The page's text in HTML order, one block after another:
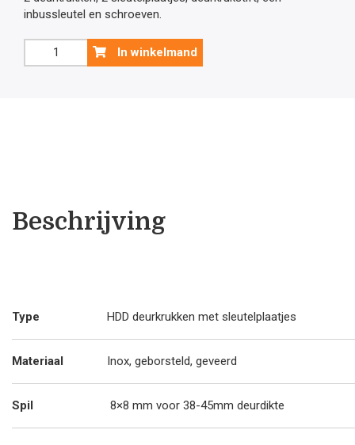
was:
inbussleutel en schroeven.
plus
In winkelmand
Beschrijving
Type HDD deurkrukken met sleutelplaatjes
Materiaal Inox, geborsteld, geveerd
Spil 8×8 mm voor 38-45mm deurdikte